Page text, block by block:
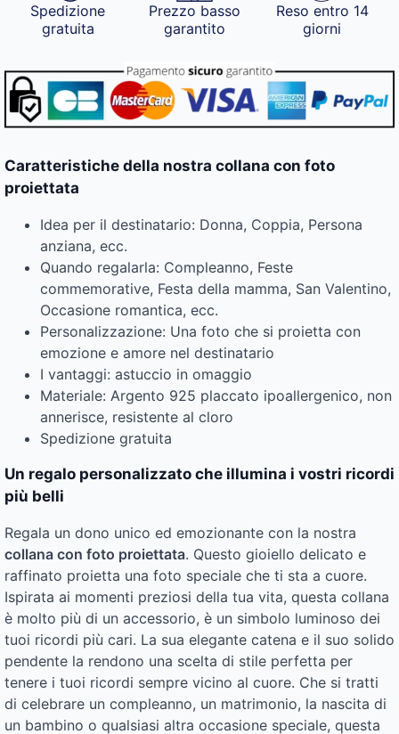
Spedizione
gratuita
Prezzo basso
garantito
Reso entro 14
giorni
Caratteristiche della nostra collana con foto
proiettata
Idea per il destinatario: Donna, Coppia, Persona
anziana, ecc.
Quando regalarla: Compleanno, Feste
commemorative, Festa della mamma, San Valentino,
Occasione romantica, ecc.
Personalizzazione: Una foto che si proietta con
emozione e amore nel destinatario
I vantaggi: astuccio in omaggio
Materiale: Argento 925 placcato ipoallergenico, non
annerisce, resistente al cloro
Spedizione gratuita
Un regalo personalizzato che illumina i vostri ricordi
più belli
Regala un dono unico ed emozionante con la nostra
collana con foto proiettata. Questo gioiello delicato e
raffinato proietta una foto speciale che ti sta a cuore.
Ispirata ai momenti preziosi della tua vita, questa collana
è molto più di un accessorio, è un simbolo luminoso dei
tuoi ricordi più cari. La sua elegante catena e il suo solido
pendente la rendono una scelta di stile perfetta per
tenere i tuoi ricordi sempre vicino al cuore. Che si tratti
di celebrare un compleanno, un matrimonio, la nascita di
un bambino o qualsiasi altra occasione speciale, questa